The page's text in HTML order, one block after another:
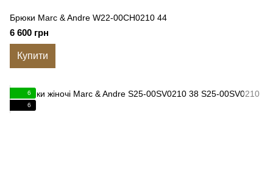
Брюки Marc & Andre W22-00CH0210 44
6 600 грн
Купити
6
6